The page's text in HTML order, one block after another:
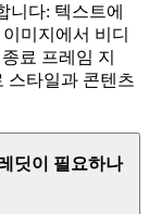
니다: 텍스트에
미지에서 비디
료 프레임 지
스타일과 콘텐츠
딧이 필요하나